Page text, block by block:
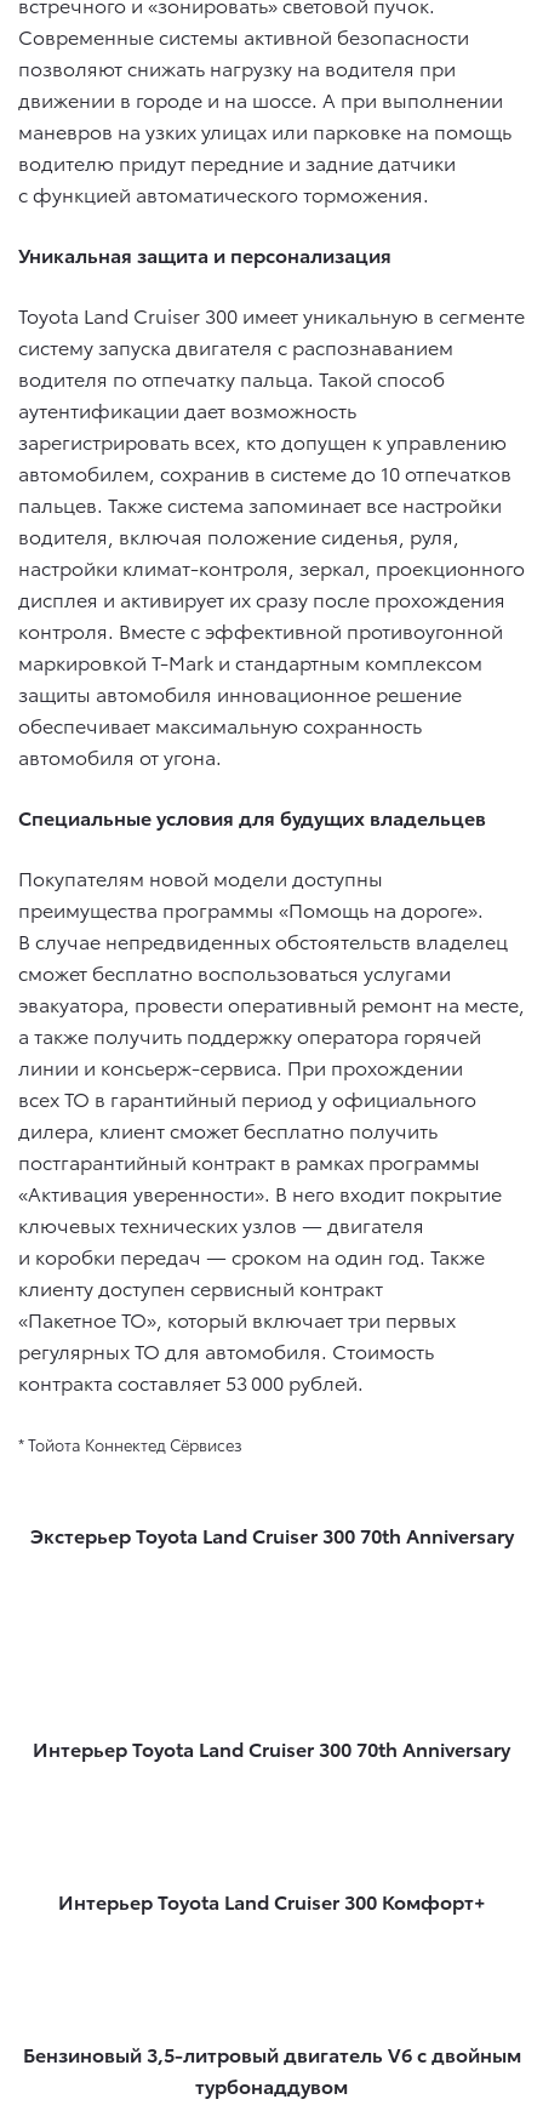
Современные системы активной безопасности
позволяют снижать нагрузку на водителя при
движении в городе и на шоссе. А при выполнении
маневров на узких улицах или парковке на помощь
водителю придут передние и задние датчики
с функцией автоматического торможения.
Уникальная защита и персонализация
Toyota Land Cruiser 300 имеет уникальную в сегменте
систему запуска двигателя с распознаванием
водителя по отпечатку пальца. Такой способ
аутентификации дает возможность
зарегистрировать всех, кто допущен к управлению
автомобилем, сохранив в системе до 10 отпечатков
пальцев. Также система запоминает все настройки
водителя, включая положение сиденья, руля,
настройки климат-контроля, зеркал, проекционного
дисплея и активирует их сразу после прохождения
контроля. Вместе с эффективной противоугонной
маркировкой T-Mark и стандартным комплексом
защиты автомобиля инновационное решение
обеспечивает максимальную сохранность
автомобиля от угона.
Специальные условия для будущих владельцев
Покупателям новой модели доступны
преимущества программы «Помощь на дороге».
В случае непредвиденных обстоятельств владелец
сможет бесплатно воспользоваться услугами
эвакуатора, провести оперативный ремонт на месте,
а также получить поддержку оператора горячей
линии и консьерж-сервиса. При прохождении
всех ТО в гарантийный период у официального
дилера, клиент сможет бесплатно получить
постгарантийный контракт в рамках программы
«Активация уверенности». В него входит покрытие
ключевых технических узлов — двигателя
и коробки передач — сроком на один год. Также
клиенту доступен сервисный контракт
«Пакетное ТО», который включает три первых
регулярных ТО для автомобиля. Стоимость
контракта составляет 53 000 рублей.
* Тойота Коннектед Сёрвисез
Экстерьер Toyota Land Cruiser 300 70th Anniversary
Интерьер Toyota Land Cruiser 300 70th Anniversary
Интерьер Toyota Land Cruiser 300 Комфорт+
Бензиновый 3,5-литровый двигатель V6 с двойным
турбонаддувом